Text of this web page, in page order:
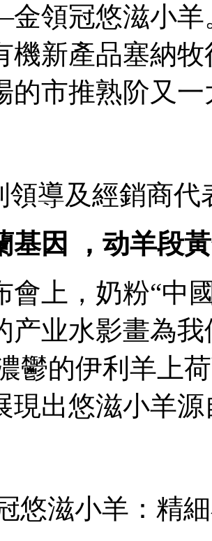
領冠悠滋小羊
機新產品塞納牧
市推熟阶又一大
領導及經銷商
基因 ，动羊
，奶粉“
产业水影畫為
濃鬱的伊利羊上
展現出悠滋小羊
悠滋小羊：精